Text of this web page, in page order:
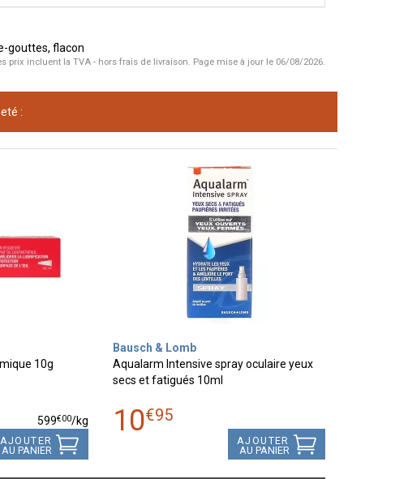
gouttes, flacon
prix incluent la TVA - hors frais de livraison. Page mise à jour le 06/08/2026.
:
10g
599€00/kg
AJOUTER
AU PANIER
Bausch & Lomb
Aqualarm Intensive spray oculaire yeux
secs et fatigués 10ml
10€95
AJOUTER
AU PANIER